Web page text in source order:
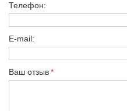
Телефон:
E-mail:
Ваш отзыв